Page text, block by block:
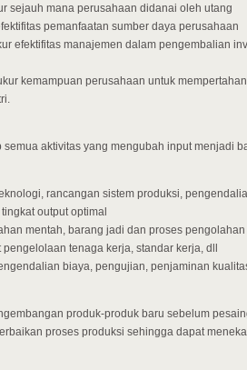
sejauh mana perusahaan didanai oleh utang
pemanfaatan sumber daya perusahaan
efektifitas manajemen dalam pengembalian
kemampuan perusahaan untuk
aktivitas yang mengubah input menjadi
rancangan sistem produksi,
tingkat output optimal
mentah, barang jadi dan proses pengolahan
pengelolaan tenaga kerja, standar kerja, dll
biaya, pengujian, penjaminan
produk-produk baru sebelum
proses produksi sehingga dapat